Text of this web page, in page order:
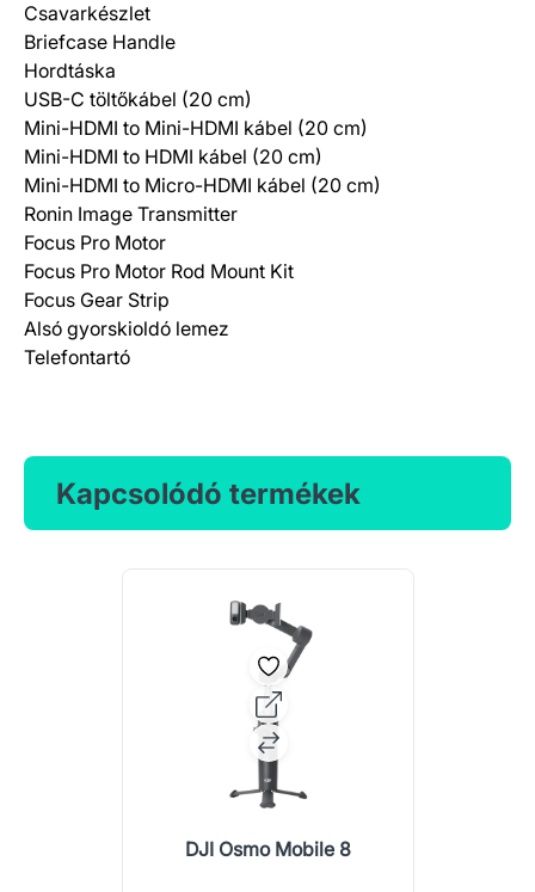
Csavarkészlet
Briefcase Handle
Hordtáska
USB-C töltőkábel (20 cm)
Mini-HDMI to Mini-HDMI kábel (20 cm)
Mini-HDMI to HDMI kábel (20 cm)
Mini-HDMI to Micro-HDMI kábel (20 cm)
Ronin Image Transmitter
Focus Pro Motor
Focus Pro Motor Rod Mount Kit
Focus Gear Strip
Alsó gyorskioldó lemez
Telefontartó
Kapcsolódó termékek
DJI Osmo Mobile 8